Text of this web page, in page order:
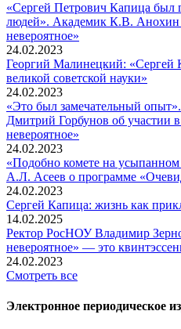
«Сергей Петрович Капица был
людей». Академик К.В.
невероятное»
24.02.2023
Георгий Малинецкий: «Сергей
великой советской науки»
24.02.2023
«Это был замечательный
Дмитрий Горбунов об участии
невероятное»
24.02.2023
«Подобно комете на
А.Л. Асеев о программе
24.02.2023
Сергей Капица: жизнь как
14.02.2025
Ректор РосНОУ Владимир
невероятное» — это
24.02.2023
Смотреть все
Электронное периодическое